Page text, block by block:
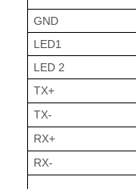
GND
L ED1
L ED 2
TX+
TX-
RX+
RX-